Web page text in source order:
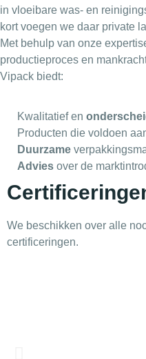
in vloeibare was- en
kort voegen we daar private
Met behulp van onze
productieproces en
Vipack biedt:
Kwalitatief en
Producten die voldoen
Duurzame
Advies over de
We beschikken over alle
certificeringen.